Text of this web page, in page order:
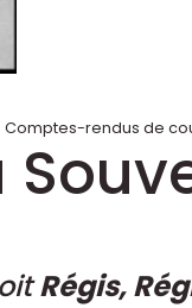
Comptes-rendus de
Régis,